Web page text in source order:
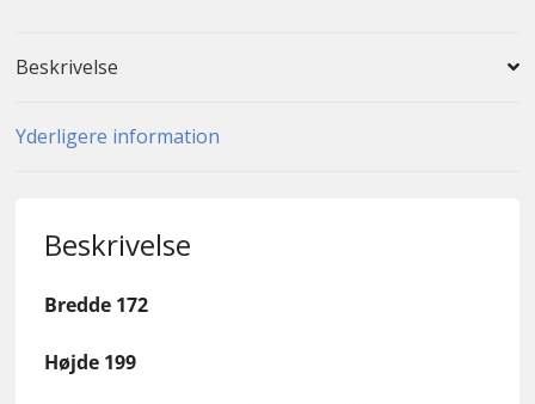
Beskrivelse
Yderligere information
Beskrivelse
Bredde 172
Højde 199